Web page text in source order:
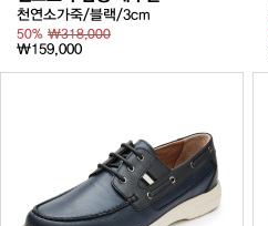
천연소가죽/블랙/3cm
50% ₩318,000
₩159,000